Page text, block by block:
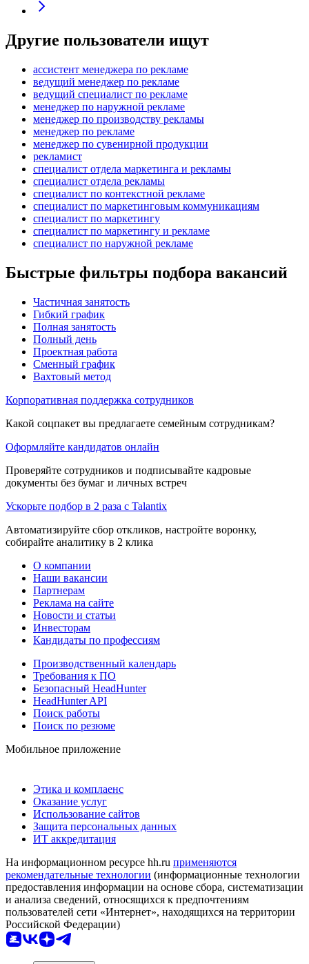
Другие пользователи ищут
ассистент менеджера по рекламе
ведущий менеджер по рекламе
ведущий специалист по рекламе
менеджер по наружной рекламе
менеджер по производству рекламы
менеджер по рекламе
менеджер по сувенирной продукции
рекламист
специалист отдела маркетинга и рекламы
специалист отдела рекламы
специалист по контекстной рекламе
специалист по маркетинговым коммуникациям
специалист по маркетингу
специалист по маркетингу и рекламе
специалист по наружной рекламе
Быстрые фильтры подбора вакансий
Частичная занятость
Гибкий график
Полная занятость
Полный день
Проектная работа
Сменный график
Вахтовый метод
Корпоративная поддержка сотрудников
Какой соцпакет вы предлагаете семейным сотрудникам?
Оформляйте кандидатов онлайн
Проверяйте сотрудников и подписывайте кадровые
документы без бумаг и личных встреч
Ускорьте подбор в 2 раза с Talantix
Автоматизируйте сбор откликов, настройте воронку,
собирайте аналитику в 2 клика
О компании
Наши вакансии
Партнерам
Реклама на сайте
Новости и статьи
Инвесторам
Кандидаты по профессиям
Производственный календарь
Требования к ПО
Безопасный HeadHunter
HeadHunter API
Поиск работы
Поиск по резюме
Мобильное приложение
Этика и комплаенс
Оказание услуг
Использование сайтов
Защита персональных данных
ИТ аккредитация
На информационном ресурсе hh.ru применяются
рекомендательные технологии (информационные технологии
предоставления информации на основе сбора, систематизации
и анализа сведений, относящихся к предпочтениям
пользователей сети «Интернет», находящихся на территории
Российской Федерации)